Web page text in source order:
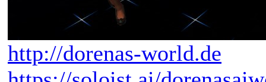
http://dorenas-world.de